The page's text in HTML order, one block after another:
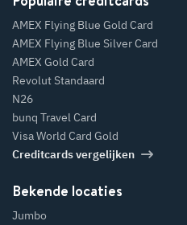
AMEX Flying Blue Gold Card
AMEX Flying Blue Silver Card
AMEX Gold Card
Revolut Standaard
N26
bunq Travel Card
Visa World Card Gold
Creditcards vergelijken
Bekende locaties
Jumbo